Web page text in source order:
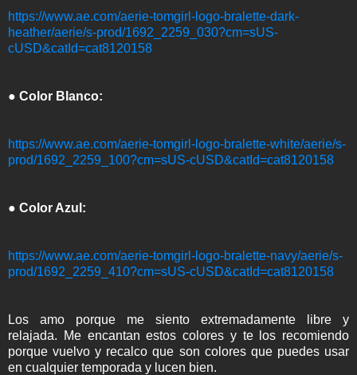
https://www.ae.com/aerie-tomgirl-logo-bralette-dark-
heather/aerie/s-prod/1692_2259_030?cm=sUS-
cUSD&catId=cat8120158
● Color Blanco:
https://www.ae.com/aerie-tomgirl-logo-bralette-white/aerie/s-
prod/1692_2259_100?cm=sUS-cUSD&catId=cat8120158
● Color Azul:
https://www.ae.com/aerie-tomgirl-logo-bralette-navy/aerie/s-
prod/1692_2259_410?cm=sUS-cUSD&catId=cat8120158
Los amo porque me siento extremadamente libre y
relajada. Me encantan estos colores y te los recomiendo
porque vuelvo y recalco que son colores que puedes usar
en cualquier temporada y lucen bien.